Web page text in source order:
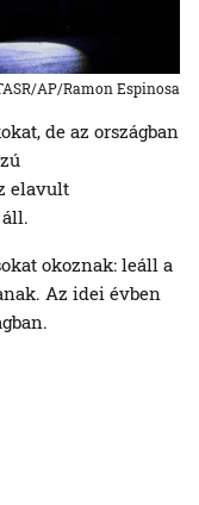
AP/Ramon Espinosa
elavult
okoznak: leáll a
Az idei évben